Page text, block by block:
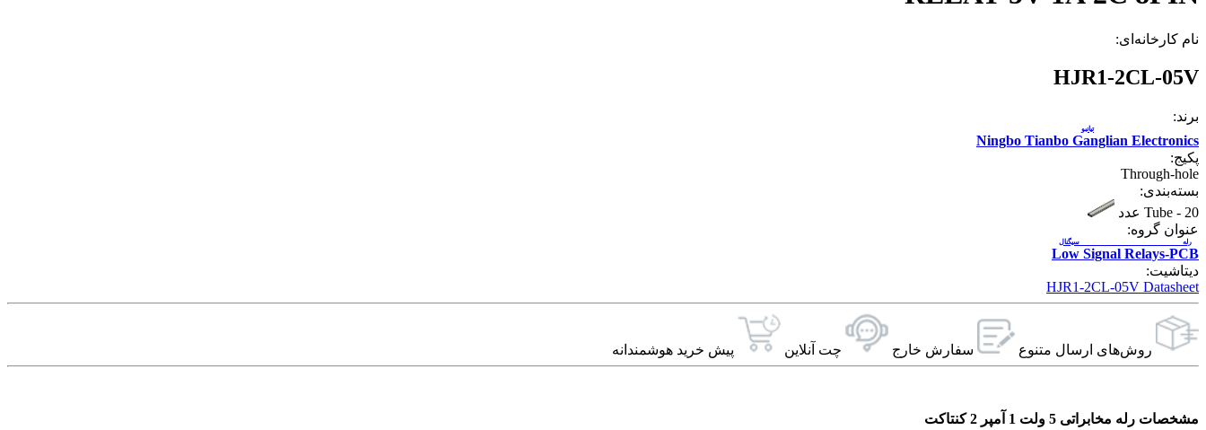
نام کارخانه‌ای:
HJR1-2CL-05V
برند:
Ningbo Tianbo Ganglian Electronics
تیانبو
پکیج:
Through-hole
بسته‌بندی:
Tube - 20 عدد
عنوان گروه:
Low Signal Relays-PCB
رله سیگنال
دیتاشیت:
HJR1-2CL-05V Datasheet
روش‌های ارسال‌ متنوع سفارش خارج چت آنلاین پیش خرید هوشمندانه
مشخصات رله مخابراتی 5 ولت 1 آمپر 2 کنتاکت